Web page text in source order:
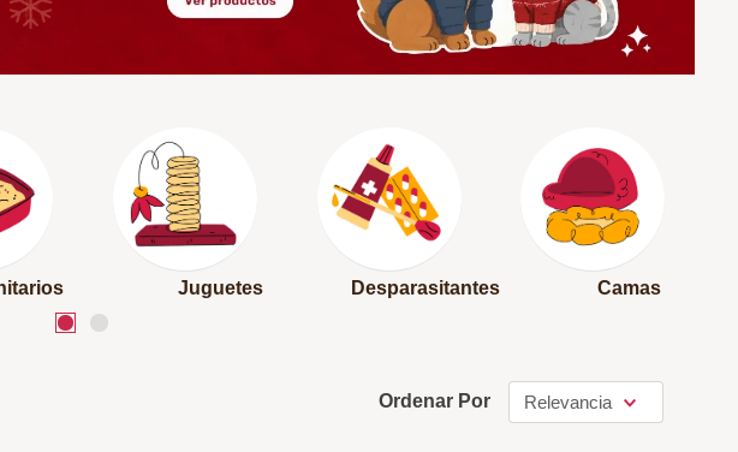
Juguetes Desparasitantes Camas
Ordenar Por Relevancia